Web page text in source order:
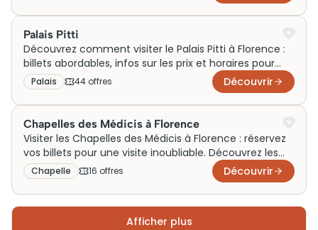
Palais Pitti
Découvrez comment visiter le Palais Pitti à Florence :
billets abordables, infos sur les prix et horaires pour
une visite inoubliable.
Palais 44 offres Découvrir
Chapelles des Médicis à Florence
Visiter les Chapelles des Médicis à Florence : réservez
vos billets pour une visite inoubliable. Découvrez les
prix et horaires dès maintenant !
Chapelle 16 offres Découvrir
Afficher plus